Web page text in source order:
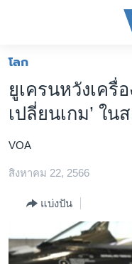
ต่อ
ไป
เนื้อหา
ข้าม
ไป
ไป
โลก
เอเชีย
สหรัฐฯ
ไทย
ธุรกิจ
วิทยาศาสตร์
สังคมและสุขภาพ
โลก
ยูเครนหวังเครื่
เปลี่ยนเกม’ ใน
VOA
สิงหาคม 22, 2566
แบ่งปัน